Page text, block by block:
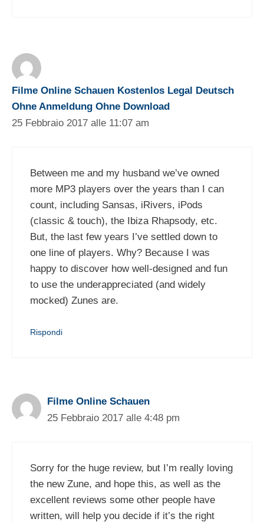
Filme Online Schauen Kostenlos Legal Deutsch
Ohne Anmeldung Ohne Download
25 Febbraio 2017 alle 11:07 am
Between me and my husband we’ve owned
more MP3 players over the years than I can
count, including Sansas, iRivers, iPods
(classic & touch), the Ibiza Rhapsody, etc.
But, the last few years I’ve settled down to
one line of players. Why? Because I was
happy to discover how well-designed and fun
to use the underappreciated (and widely
mocked) Zunes are.
Rispondi
Filme Online Schauen
25 Febbraio 2017 alle 4:48 pm
Sorry for the huge review, but I’m really loving
the new Zune, and hope this, as well as the
excellent reviews some other people have
written, will help you decide if it’s the right